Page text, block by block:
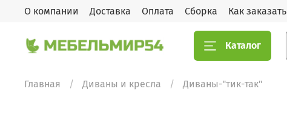
О компании Доставка Оплата Сборка Как заказать
Каталог
Главная Диваны и кресла Диваны-"тик-так"